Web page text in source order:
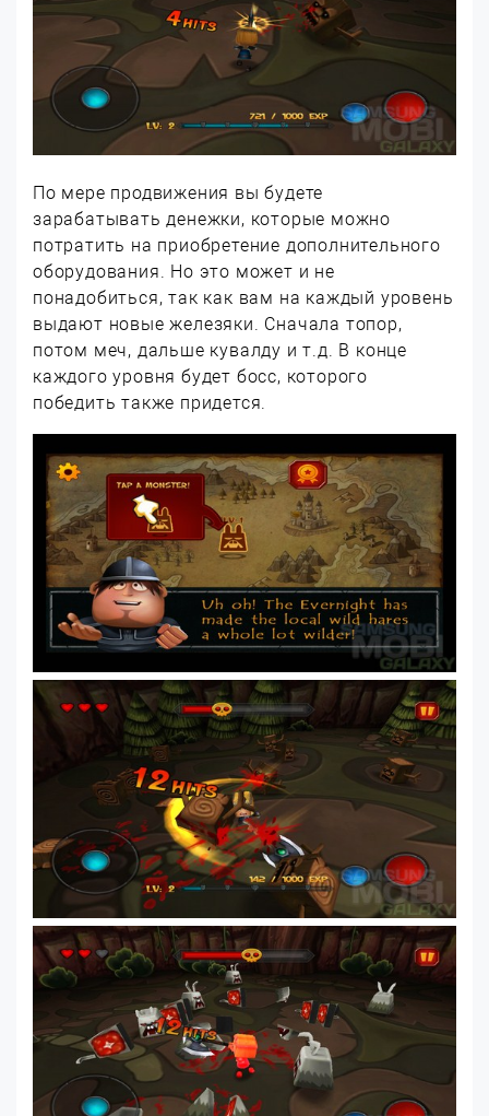
По мере продвижения вы будете
зарабатывать денежки, которые можно
потратить на приобретение дополнительного
оборудования. Но это может и не
понадобиться, так как вам на каждый уровень
выдают новые железяки. Сначала топор,
потом меч, дальше кувалду и т.д. В конце
каждого уровня будет босс, которого
победить также придется.